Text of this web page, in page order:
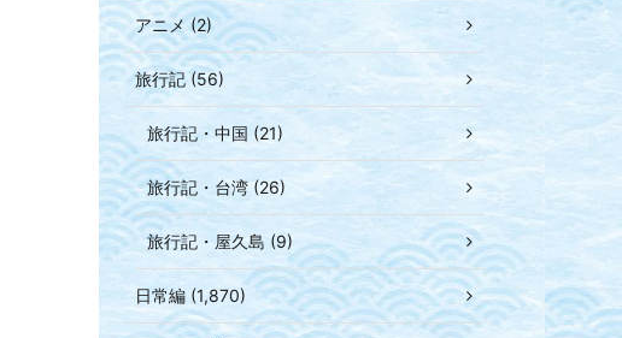
アニメ (2)
旅行記 (56)
旅行記・中国 (21)
旅行記・台湾 (26)
旅行記・屋久島 (9)
日常編 (1,870)